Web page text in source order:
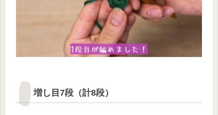
増し目7段（計8段）